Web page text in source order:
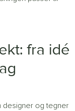
fra idé
designer og tegner